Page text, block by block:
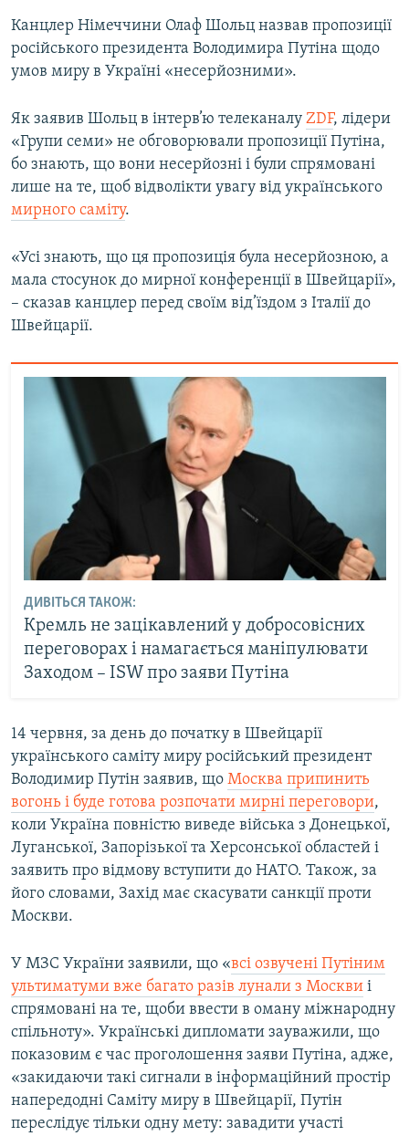
УКР
КТАТ
Канцлер Німеччини Олаф Шольц назвав пропозиції
російського президента Володимира Путіна щодо
умов миру в Україні «несерйозними».
Як заявив Шольц в інтерв’ю телеканалу ZDF, лідери
«Групи семи» не обговорювали пропозиції Путіна,
бо знають, що вони несерйозні і були спрямовані
лише на те, щоб відволікти увагу від українського
мирного саміту.
«Усі знають, що ця пропозиція була несерйозною, а
мала стосунок до мирної конференції в Швейцарії»,
– сказав канцлер перед своїм від’їздом з Італії до
Швейцарії.
ДИВІТЬСЯ ТАКОЖ:
Кремль не зацікавлений у добросовісних
переговорах і намагається маніпулювати
Заходом – ISW про заяви Путіна
14 червня, за день до початку в Швейцарії
українського саміту миру російський президент
Володимир Путін заявив, що Москва припинить
вогонь і буде готова розпочати мирні переговори,
коли Україна повністю виведе війська з Донецької,
Луганської, Запорізької та Херсонської областей і
заявить про відмову вступити до НАТО. Також, за
його словами, Захід має скасувати санкції проти
Москви.
У МЗС України заявили, що «всі озвучені Путіним
ультиматуми вже багато разів лунали з Москви і
спрямовані на те, щоби ввести в оману міжнародну
спільноту». Українські дипломати зауважили, що
показовим є час проголошення заяви Путіна, адже,
«закидаючи такі сигнали в інформаційний простір
напередодні Саміту миру в Швейцарії, Путін
переслідує тільки одну мету: завадити участі